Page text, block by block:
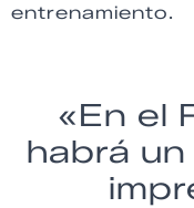
entrenamiento.
«En el
habrá